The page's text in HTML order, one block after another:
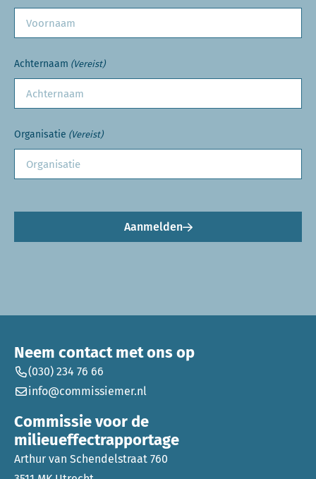
Achternaam (Vereist)
Organisatie (Vereist)
Aanmelden
Neem contact met ons op
(030) 234 76 66
info@commissiemer.nl
Commissie voor de
milieueffectrapportage
Arthur van Schendelstraat 760